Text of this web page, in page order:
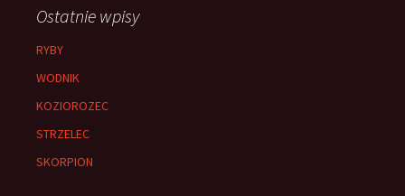
Ostatnie wpisy
RYBY
WODNIK
KOZIOROZEC
STRZELEC
SKORPION